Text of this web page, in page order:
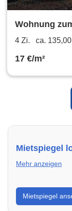
Wohnung
€ 135 m²
4 Zi. ca. 135,00
17 €/m²
Mietspiegel
Mehr anzeigen
Erhalte einen
regional in
welche Miete
Mietspiegel